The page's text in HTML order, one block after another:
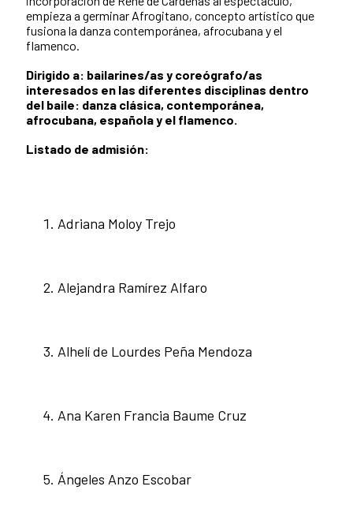
empieza a germinar Afrogitano, concepto artístico que
fusiona la danza contemporánea, afrocubana y el
flamenco.
Dirigido a: bailarines/as y coreógrafo/as
interesados en las diferentes disciplinas dentro
del baile: danza clásica, contemporánea,
afrocubana, española y el flamenco.
Listado de admisión:
Adriana Moloy Trejo
Alejandra Ramírez Alfaro
Alhelí de Lourdes Peña Mendoza
Ana Karen Francia Baume Cruz
Ángeles Anzo Escobar